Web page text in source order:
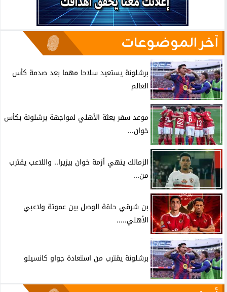
آخر الموضوعات
برشلونة يستعيد سلاحا مهما بعد صدمة كأس
العالم
موعد سفر بعثة الأهلي لمواجهة برشلونة بكأس
خوان...
الزمالك ينهي أزمة خوان بيزيرا.. واللاعب يقترب
من...
بن شرقي حلقة الوصل بين عموتة ولاعبي
الأهلي.....
برشلونة يقترب من استعادة جواو كانسيلو